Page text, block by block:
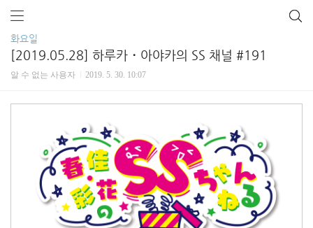
화요일
[2019.05.28] 하루카・아야카의 SS 채널 #191
알 수 없는 사용자 2019. 5. 30. 10:07